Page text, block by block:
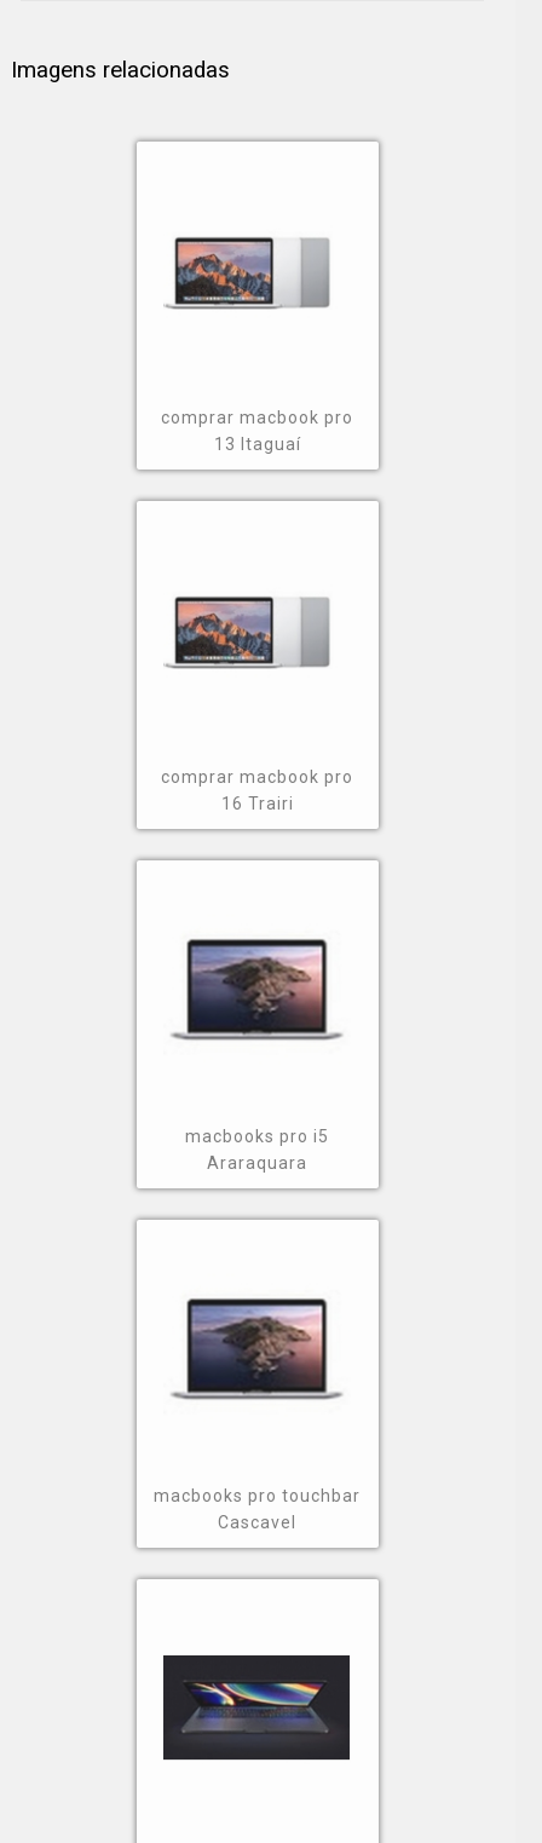
Imagens relacionadas
comprar macbook pro
13 Itaguaí
comprar macbook pro
16 Trairi
macbooks pro i5
Araraquara
macbooks pro touchbar
Cascavel